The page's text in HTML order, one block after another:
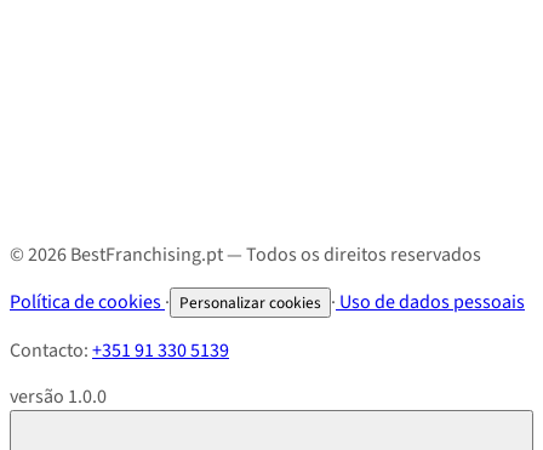
© 2026 BestFranchising.pt — Todos os direitos reservados
Política de cookies· Personalizar cookies · Uso de dados pessoais
Contacto:+351 91 330 5139
versão 1.0.0